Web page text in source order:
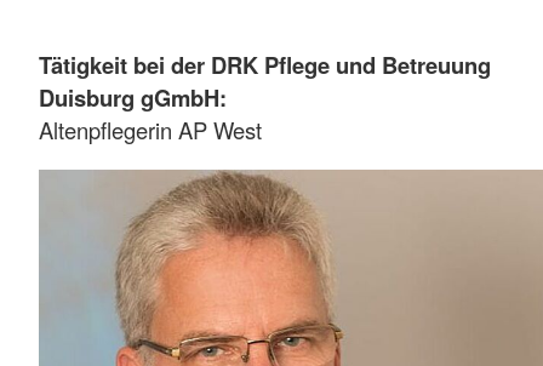
Tätigkeit bei der DRK Pflege und Betreuung
Duisburg gGmbH:
Altenpflegerin AP West